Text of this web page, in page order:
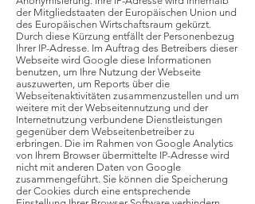
der Mitgliedstaaten der Europäischen Union und
des Europäischen Wirtschaftsraum gekürzt.
Durch diese Kürzung entfällt der Personenbezug
Ihrer IP-Adresse. Im Auftrag des Betreibers dieser
Webseite wird Google diese Informationen
benutzen, um Ihre Nutzung der Webseite
auszuwerten, um Reports über die
Webseitenaktivitäten zusammenzustellen und um
weitere mit der Webseitennutzung und der
Internetnutzung verbundene Dienstleistungen
gegenüber dem Webseitenbetreiber zu
erbringen. Die im Rahmen von Google Analytics
von Ihrem Browser übermittelte IP-Adresse wird
nicht mit anderen Daten von Google
zusammengeführt. Sie können die Speicherung
der Cookies durch eine entsprechende